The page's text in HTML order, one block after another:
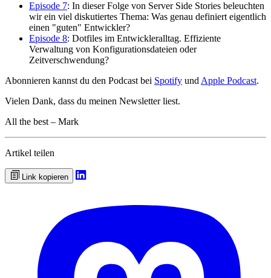
Episode 7: In dieser Folge von Server Side Stories beleuchten
wir ein viel diskutiertes Thema: Was genau definiert eigentlich
einen "guten" Entwickler?
Episode 8: Dotfiles im Entwickleralltag. Effiziente
Verwaltung von Konfigurationsdateien oder
Zeitverschwendung?
Abonnieren kannst du den Podcast bei Spotify undApple Podcast.
Vielen Dank, dass du meinen Newsletter liest.
All the best – Mark
Artikel teilen
Link kopieren